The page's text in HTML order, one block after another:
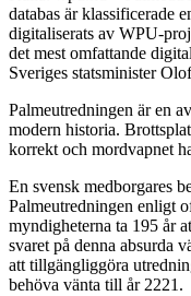
databas är klassificerade
digitaliserats av WPU-
det mest omfattande
Sveriges statsminister
Palmeutredningen är en
modern historia.
korrekt och mordvapnet
En svensk medborgares
Palmeutredningen enligt
myndigheterna ta 195 år
svaret på denna absurda
att tillgängliggöra
behöva vänta till år 2221.